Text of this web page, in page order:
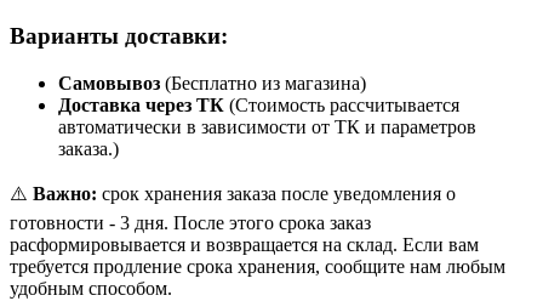
Варианты доставки:
Самовывоз (Бесплатно из магазина)
Доставка через ТК (Стоимость рассчитывается
автоматически в зависимости от ТК и параметров
заказа.)
⚠️ Важно: срок хранения заказа после уведомления о
готовности - 3 дня. После этого срока заказ
расформировывается и возвращается на склад. Если вам
требуется продление срока хранения, сообщите нам любым
удобным способом.